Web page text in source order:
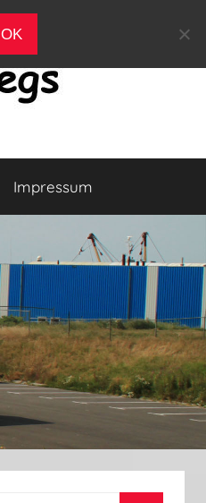
Impressum
OK